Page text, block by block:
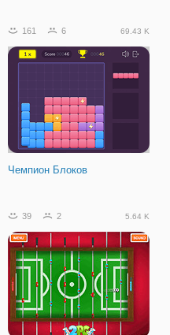
Стикмен Боец: Мега Драка
161 6 69.43 K
Чемпион Блоков
39 2 5.64 K